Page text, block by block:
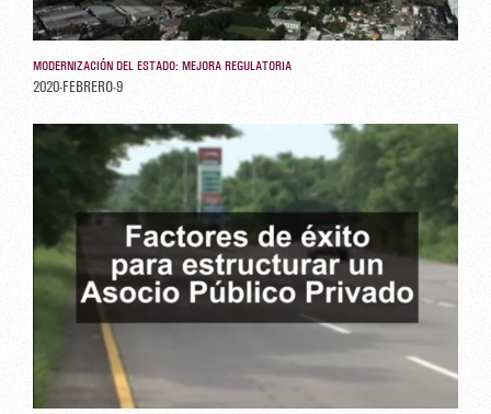
MODERNIZACIÓN DEL ESTADO: MEJORA REGULATORIA
2020-FEBRERO-9